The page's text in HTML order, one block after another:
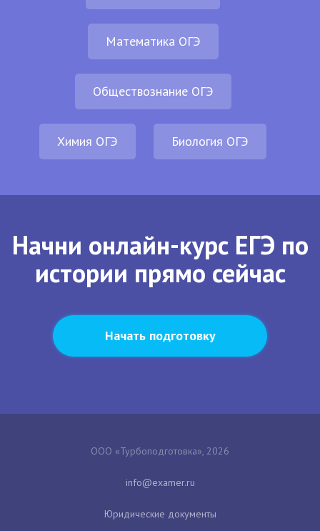
Математика ОГЭ
Обществознание ОГЭ
Химия ОГЭ Биология ОГЭ
Начни онлайн-курс ЕГЭ по
истории прямо сейчас
Начать подготовку
ООО «Турбоподготовка», 2026
Юридические документы